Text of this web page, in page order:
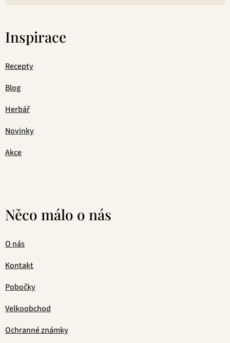
Inspirace
Recepty
Blog
Herbář
Novinky
Akce
Něco málo o nás
O nás
Kontakt
Pobočky
Velkoobchod
Ochranné známky